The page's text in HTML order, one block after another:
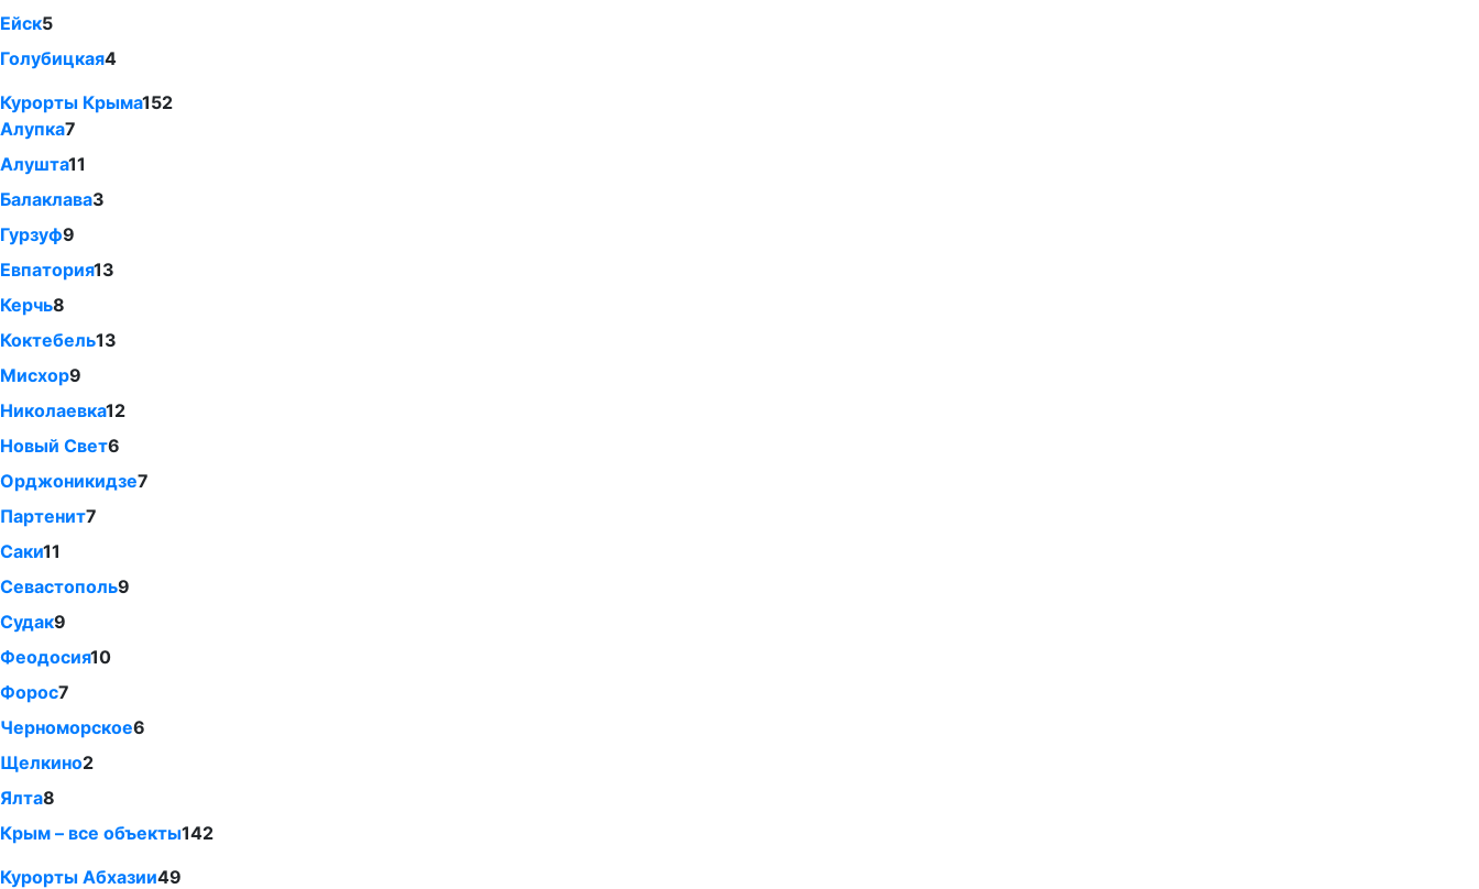
Ейск5
Голубицкая4
Курорты Крыма152
Алупка7
Алушта11
Балаклава3
Гурзуф9
Евпатория13
Керчь8
Коктебель13
Мисхор9
Николаевка12
Новый Свет6
Орджоникидзе7
Партенит7
Саки11
Севастополь9
Судак9
Феодосия10
Форос7
Черноморское6
Щелкино2
Ялта8
Крым – все объекты142
Курорты Абхазии49